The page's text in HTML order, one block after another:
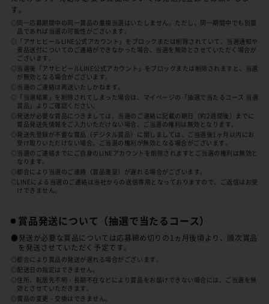
す。
◎同一応募期間中の同一賞品の重複当選はいたしません。ただし、同一期間中でも別賞
品であれば当選の可能性がございます。
◎「アサヒビールLINE公式アカウント」をブロックまたは削除されていて、当選通知や
景品送付についてのご連絡ができなかった場合、当選を無効とさせていただく場合が
ございます。
◎当選後「アサヒビールLINE公式アカウント」をブロックまたは削除されますと、当選
が無効となる場合がございます。
◎当選のご連絡は再送いたしかねます。
◎「当選結果」を削除されてしまった場合は、マイページの「抽選で当たるコース 当選
賞品」よりご確認ください。
◎発送が必要な賞品につきましては、当選のご連絡に記載の期日（約2週間後）までに
賞品発送先情報をご入力いただけない場合、ご当選の権利は無効となります。
◎発送先登録が不要な賞品（デジタル賞品）に関しましては、ご当選後1ヶ月以内にお
受け取りいただけない場合、ご当選の権利が無効となる場合がございます。
◎当選のご連絡までにご自身のLINEアカウントを削除されますとご当選の権利は無効と
なります。
◎都合により当選のご連絡（賞品進呈）が遅れる場合がございます。
◎LINEによる当選のご連絡は当社からの送信専用となっておりますので、ご返信はお受
けできません。
賞品発送について （抽選で当たるコース）
●発送が必要な賞品については応募締め切りの1ヵ月後頃より、順次賞品
を発送させていただく予定です。
◎都合により賞品の発送が遅れる場合がございます。
◎配送日の指定はできません。
◎住所、転居先不明・長期不在などにより賞品をお届けできない場合には、ご当選を無
効とさせていただきます。
◎賞品の変更・交換はできません。